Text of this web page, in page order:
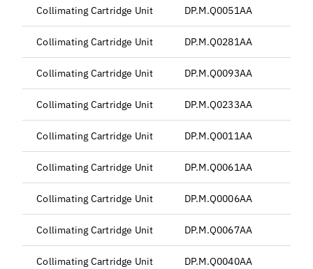
Collimating Cartridge Unit DP.M.Q0051AA
Collimating Cartridge Unit DP.M.Q0281AA
Collimating Cartridge Unit DP.M.Q0093AA
Collimating Cartridge Unit DP.M.Q0233AA
Collimating Cartridge Unit DP.M.Q0011AA
Collimating Cartridge Unit DP.M.Q0061AA
Collimating Cartridge Unit DP.M.Q0006AA
Collimating Cartridge Unit DP.M.Q0067AA
Collimating Cartridge Unit DP.M.Q0040AA